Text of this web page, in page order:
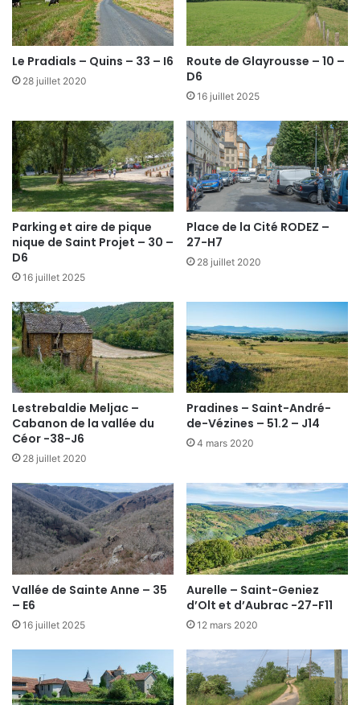
Le Pradials – Quins – 33 – I6
28 juillet 2020
Route de Glayrousse – 10 –
D6
16 juillet 2025
Parking et aire de pique
nique de Saint Projet – 30 –
D6
16 juillet 2025
Place de la Cité RODEZ –
27-H7
28 juillet 2020
Lestrebaldie Meljac –
Cabanon de la vallée du
Céor -38-J6
28 juillet 2020
Pradines – Saint-André-
de-Vézines – 51.2 – J14
4 mars 2020
Vallée de Sainte Anne – 35
– E6
16 juillet 2025
Aurelle – Saint-Geniez
d’Olt et d’Aubrac -27-F11
12 mars 2020